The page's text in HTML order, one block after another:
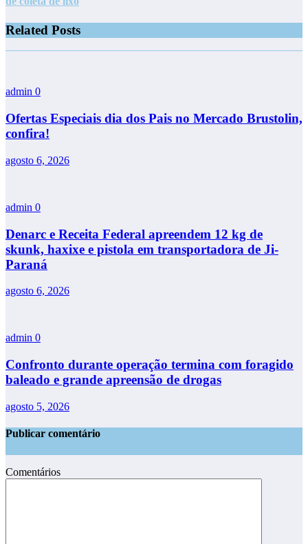
Related Posts
admin 0
Ofertas Especiais dia dos Pais no Mercado Brustolin,
confira!
agosto 6, 2026
admin 0
Denarc e Receita Federal apreendem 12 kg de
skunk, haxixe e pistola em transportadora de Ji-
Paraná
agosto 6, 2026
admin 0
Confronto durante operação termina com foragido
baleado e grande apreensão de drogas
agosto 5, 2026
Publicar comentário
Comentários